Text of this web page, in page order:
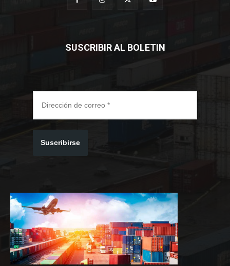
SUSCRIBIR AL BOLETIN
Suscribirse